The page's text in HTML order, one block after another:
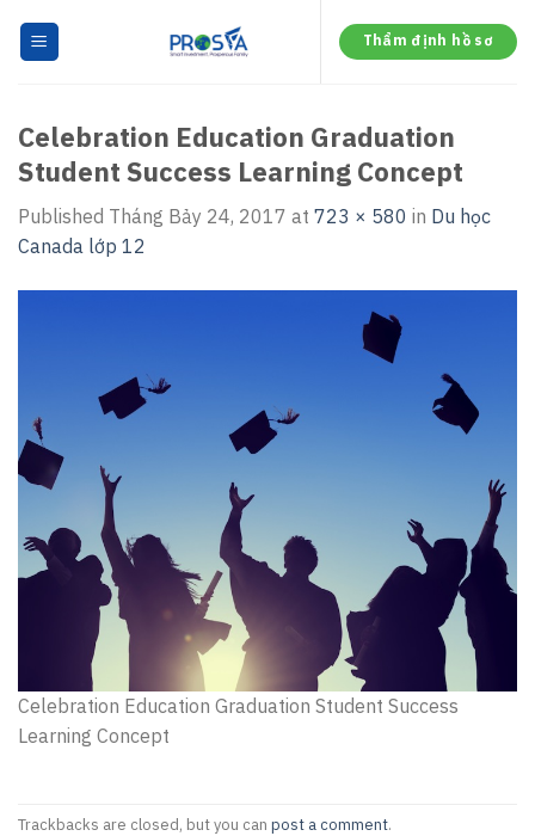
Thẩm định hồ sơ
Celebration Education Graduation
Student Success Learning Concept
Published Tháng Bảy 24, 2017 at 723 × 580 in Du học
Canada lớp 12
Celebration Education Graduation Student Success
Learning Concept
Trackbacks are closed, but you can post a comment.